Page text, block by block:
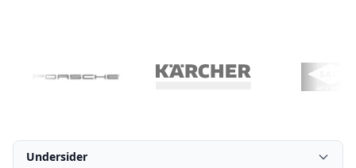
Undersider